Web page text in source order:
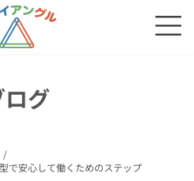
ログ
で安心して働くためのステップ